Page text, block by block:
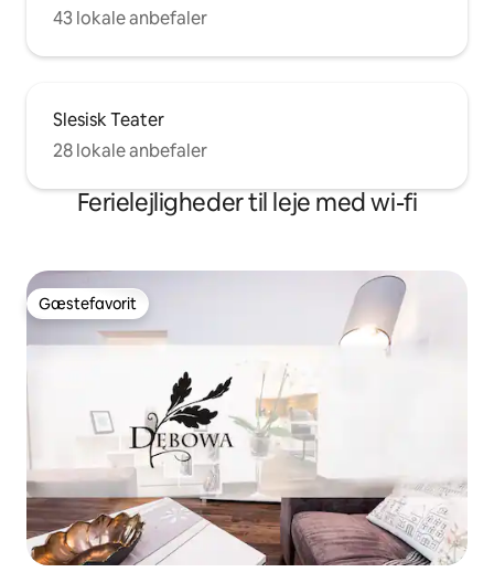
43 lokale anbefaler
Slesisk Teater
28 lokale anbefaler
Ferielejligheder til leje med wi-fi
Gæstefavorit
Gæstefavorit